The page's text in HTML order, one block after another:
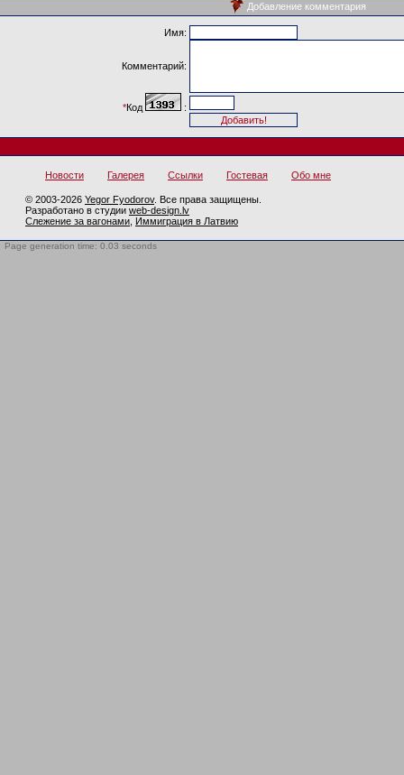
Добавление комментария
Имя:
Комментарий:
*Код :
Новости Галерея Ссылки Гостевая Обо мне
© 2003-2026 Yegor Fyodorov. Все права защищены.
Разработано в студии web-design.lv
Слежение за вагонами Иммиграция в Латвию
Page generation time: 0.03 seconds